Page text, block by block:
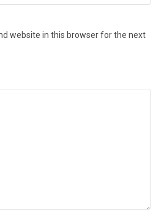
website in this browser for the next